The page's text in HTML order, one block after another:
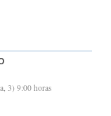
3) 9:00 horas